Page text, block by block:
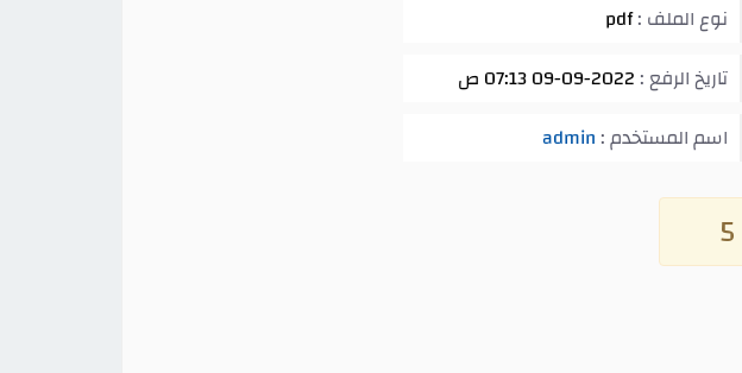
نوع الملف :pdf
تاريخ الرفع : 09-09-2022 07:13 ص
اسم المستخدم : admin